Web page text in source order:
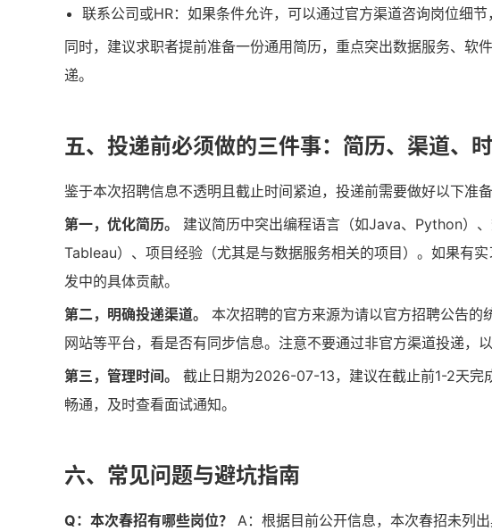
联系公司或HR：如果条件允许，可以通过官方渠道咨询岗位细节
同时，建议求职者提前准备一份通用简历，重点突出数据服务、软
递。
五、投递前必须做的三件事：简历、渠道、
鉴于本次招聘信息不透明且截止时间紧迫，投递前需要做好以下准备
第一，优化简历。
建议简历中突出编程语言（如Java、Python）
Tableau）、项目经验（尤其是与数据服务相关的项目）。如果有
发中的具体贡献。
第二，明确投递渠道。
本次招聘的官方来源为请以官方招聘公告
网站等平台，看是否有同步信息。注意不要通过非官方渠道投递，以
第三，管理时间。
截止日期为2026-07-13，建议在截止前1-2天完
畅通，及时查看面试通知。
六、常见问题与避坑指南
Q：本次春招有哪些岗位？
A：根据目前公开信息，本次春招未列